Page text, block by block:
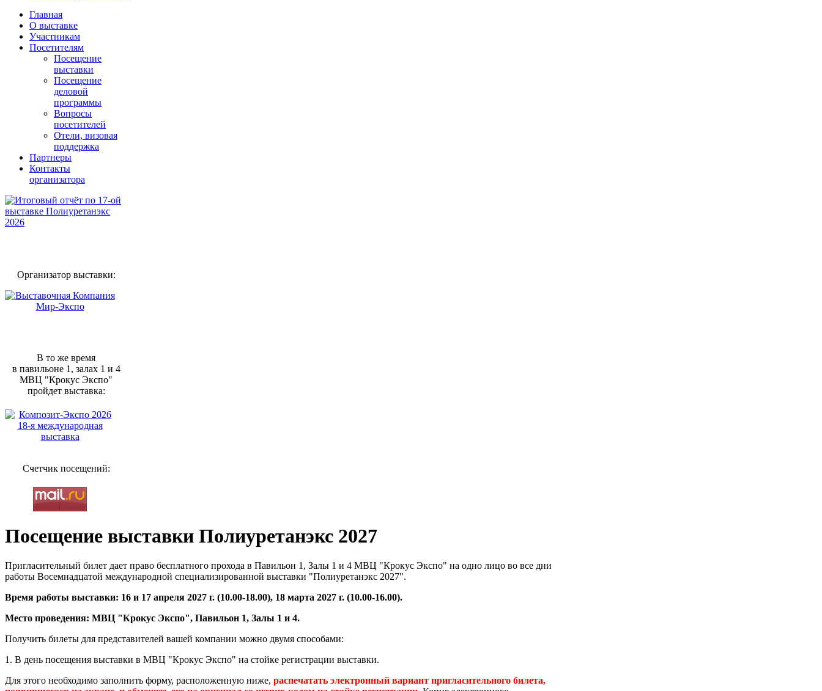
Главная
О выставке
Участникам
Посетителям
Посещение
выставки
Посещение
деловой
программы
Вопросы
посетителей
Отели, визовая
поддержка
Партнеры
Контакты
организатора
Организатор выставки:
В то же время
в павильоне 1, залах 1 и 4
МВЦ "Крокус Экспо"
пройдет выставка:
Счетчик посещений:
Посещение выставки Полиуретанэкс 2027
Пригласительный билет дает право бесплатного прохода в Павильон 1, Залы 1 и 4 МВЦ "Крокус Экспо" на одно лицо во все дни
работы Восемнадцатой международной специализированной выставки "Полиуретанэкс 2027".
Время работы выставки: 16 и 17 апреля 2027 г. (10.00-18.00), 18 марта 2027 г. (10.00-16.00).
Место проведения: МВЦ "Крокус Экспо", Павильон 1, Залы 1 и 4.
Получить билеты для представителей вашей компании можно двумя способами:
1. В день посещения выставки в МВЦ "Крокус Экспо" на стойке регистрации выставки.
Для этого необходимо заполнить форму, расположенную ниже, распечатать электронный вариант пригласительного билета,